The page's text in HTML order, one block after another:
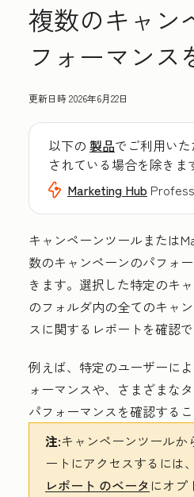
複数のキャン
フォーマンス
更新日時2026年6月22日
以下の 製品でご利用い
されている場合を除きま
Marketing Hub
キャンペーンツールまたは
数のキャンペーンのパフォ
きます。選択した特定のキ
のフォルダ内の全てのキャ
スに関するレポートを確認で
例えば、特定のユーザーに
ォーマンスや、さまざまな
パフォーマンスを確認するこ
注:キャンペーンツールか
ートにアクセスするには、
レポート のベータ にオプ